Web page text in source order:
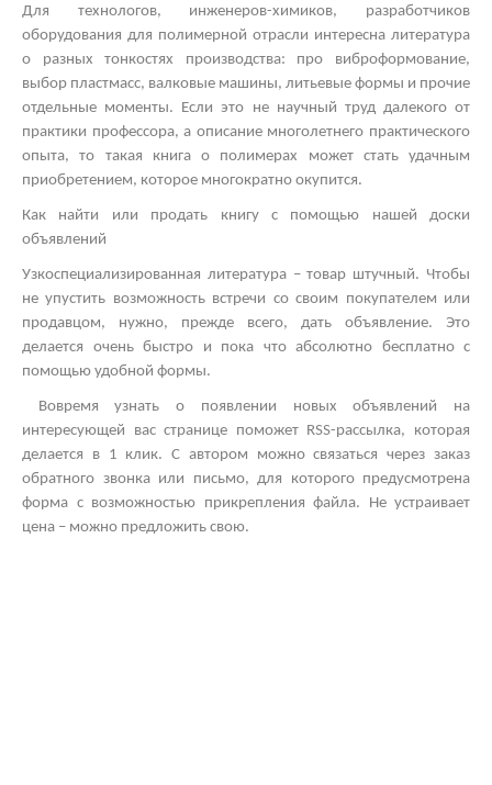
Для технологов, инженеров-химиков, разработчиков
оборудования для полимерной отрасли интересна литература
о разных тонкостях производства: про виброформование,
выбор пластмасс, валковые машины, литьевые формы и прочие
отдельные моменты. Если это не научный труд далекого от
практики профессора, а описание многолетнего практического
опыта, то такая книга о полимерах может стать удачным
приобретением, которое многократно окупится.
Как найти или продать книгу с помощью нашей доски
объявлений
Узкоспециализированная литература – товар штучный. Чтобы
не упустить возможность встречи со своим покупателем или
продавцом, нужно, прежде всего, дать объявление. Это
делается очень быстро и пока что абсолютно бесплатно с
помощью удобной формы.
Вовремя узнать о появлении новых объявлений на
интересующей вас странице поможет RSS-рассылка, которая
делается в 1 клик. С автором можно связаться через заказ
обратного звонка или письмо, для которого предусмотрена
форма с возможностью прикрепления файла. Не устраивает
цена – можно предложить свою.